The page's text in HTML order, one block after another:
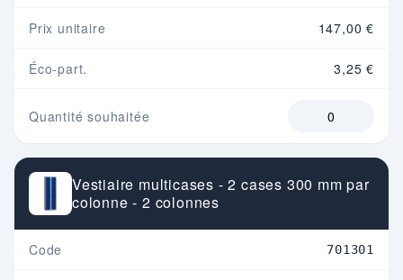
Prix unitaire 147,00 €
Éco-part. 3,25 €
Quantité souhaitée
Vestiaire multicases - 2 cases 300 mm par
colonne - 2 colonnes
Code 701301